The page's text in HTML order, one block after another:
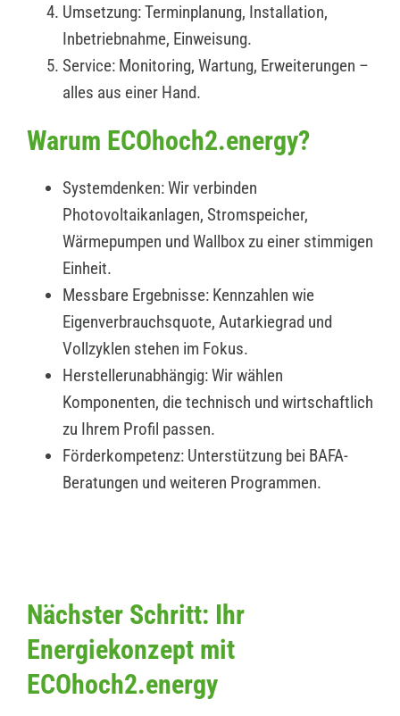
Umsetzung: Terminplanung, Installation,
Inbetriebnahme, Einweisung.
Service: Monitoring, Wartung, Erweiterungen –
alles aus einer Hand.
Warum ECOhoch2.energy?
Systemdenken: Wir verbinden
Photovoltaikanlagen, Stromspeicher,
Wärmepumpen und Wallbox zu einer stimmigen
Einheit.
Messbare Ergebnisse: Kennzahlen wie
Eigenverbrauchsquote, Autarkiegrad und
Vollzyklen stehen im Fokus.
Herstellerunabhängig: Wir wählen
Komponenten, die technisch und wirtschaftlich
zu Ihrem Profil passen.
Förderkompetenz: Unterstützung bei BAFA-
Beratungen und weiteren Programmen.
Nächster Schritt: Ihr
Energiekonzept mit
ECOhoch2.energy